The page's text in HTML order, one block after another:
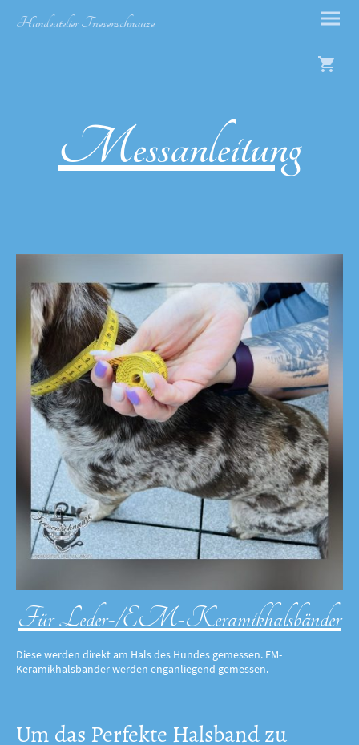
Hundeatelier Friesenschnauze
Messanleitung
Für Leder-/EM-Keramikhalsbänder
Diese werden direkt am Hals des Hundes gemessen. EM-
Keramikhalsbänder werden enganliegend gemessen.
Um das Perfekte Halsband zu